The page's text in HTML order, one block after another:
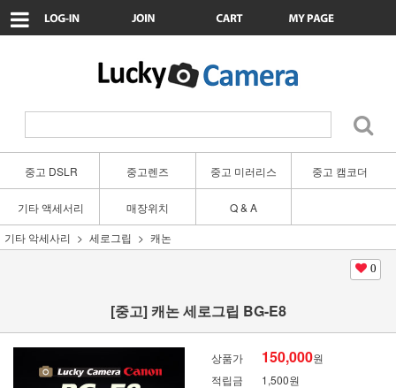
중고 DSLR 중고렌즈 중고 미러리스 중고 캠코더
기타 액세서리 매장위치
Q & A
기타 악세사리
세로그립 캐논
0
[중고] 캐논 세로그립 BG-E8
상품가 150,000원
적립금
1,500원